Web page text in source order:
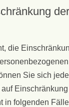
der
die
Sie sich
in folgenden